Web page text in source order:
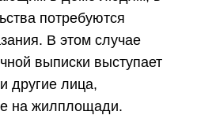
потребуются
В этом случае
выписки выступает
другие лица,
на жилплощади.